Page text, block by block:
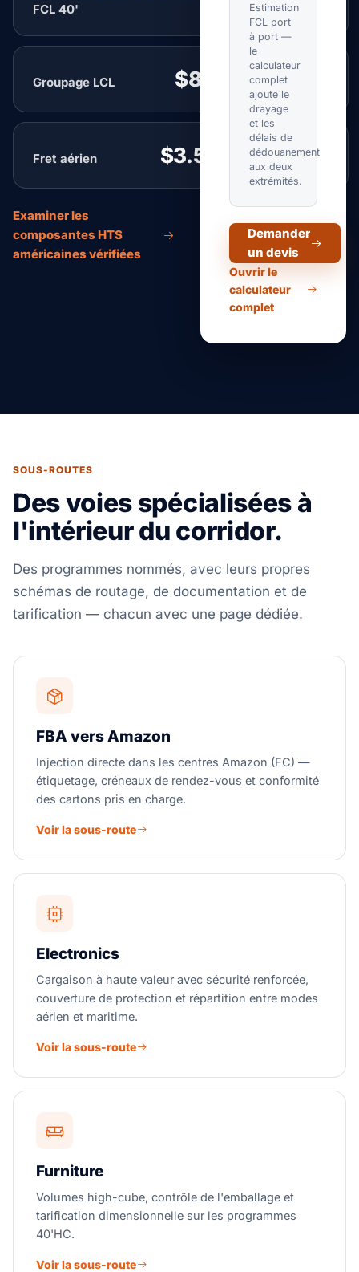
FCL 40'
Groupage LCL $85–$220par CBM
Fret aérien $3.50–$8.00par kg
Examiner les
composantes HTS
américaines vérifiées
Estimation
FCL port
à port —
le
calculateur
complet
ajoute le
drayage
et les
délais de
dédouanement
aux deux
extrémités.
Demander
un devis
Ouvrir le
calculateur
complet
SOUS-ROUTES
Des voies spécialisées à
l'intérieur du corridor.
Des programmes nommés, avec leurs propres
schémas de routage, de documentation et de
tarification — chacun avec une page dédiée.
FBA vers Amazon
Injection directe dans les centres Amazon (FC) —
étiquetage, créneaux de rendez-vous et conformité
des cartons pris en charge.
Voir la sous-route
Electronics
Cargaison à haute valeur avec sécurité renforcée,
couverture de protection et répartition entre modes
aérien et maritime.
Voir la sous-route
Furniture
Volumes high-cube, contrôle de l'emballage et
tarification dimensionnelle sur les programmes
40'HC.
Voir la sous-route